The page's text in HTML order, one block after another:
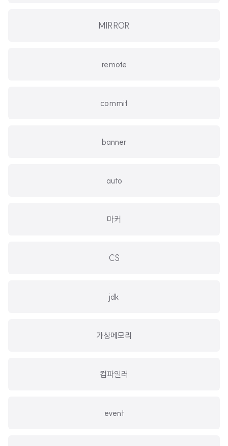
MIRROR
remote
commit
banner
auto
마커
CS
jdk
가상메모리
컴파일러
event